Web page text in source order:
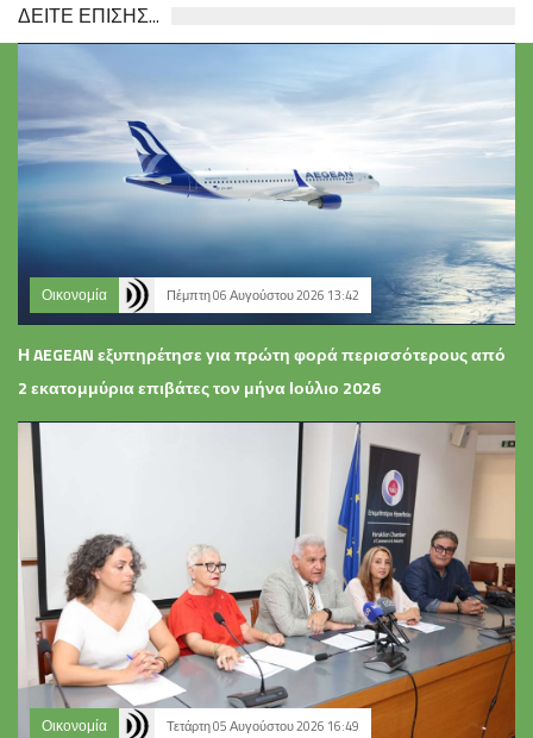
ΔΕΙΤΕ ΕΠΙΣΗΣ...
Οικονομία Πέμπτη 06 Αυγούστου 2026 13:42
Η AEGEAN εξυπηρέτησε για πρώτη φορά περισσότερους από
2 εκατομμύρια επιβάτες τον μήνα Ιούλιο 2026
Οικονομία Τετάρτη 05 Αυγούστου 2026 16:49